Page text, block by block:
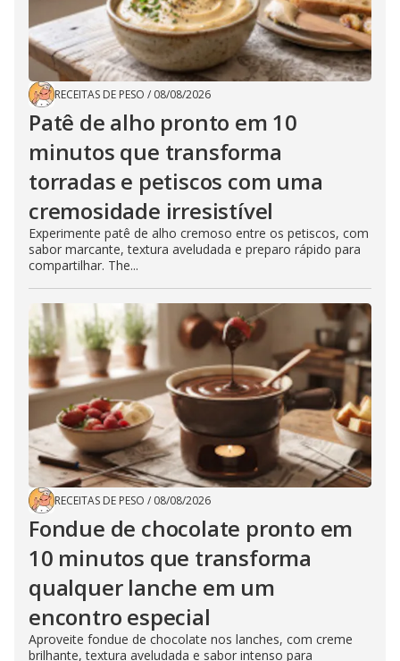
RECEITAS DE PESO / 08/08/2026
Patê de alho pronto em 10
minutos que transforma
torradas e petiscos com uma
cremosidade irresistível
Experimente patê de alho cremoso entre os petiscos, com
sabor marcante, textura aveludada e preparo rápido para
compartilhar. The...
RECEITAS DE PESO / 08/08/2026
Fondue de chocolate pronto em
10 minutos que transforma
qualquer lanche em um
encontro especial
Aproveite fondue de chocolate nos lanches, com creme
brilhante, textura aveludada e sabor intenso para